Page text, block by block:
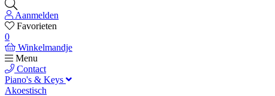
Aanmelden
Favorieten
0
Winkelmandje
Menu
Contact
Piano's & Keys
Akoestisch